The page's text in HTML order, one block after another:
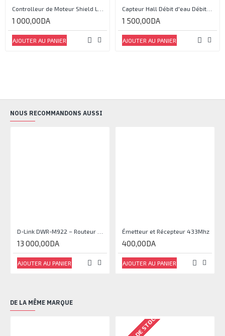
1 000,00DA
AJOUTER AU PANIER
Capteur Hall Débit d'eau Débitmètre Contrôle 1-30L Eau / min 1.75MPa
1 500,00DA
AJOUTER AU PANIER
NOUS RECOMMANDONS AUSSI
13 000,00DA
AJOUTER AU PANIER
Émetteur et Récepteur 433Mhz
400,00DA
AJOUTER AU PANIER
DE LA MÊME MARQUE